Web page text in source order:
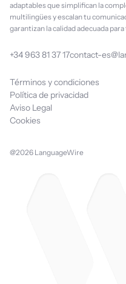
adaptables que simplifican la
multilingües y escalan tu
garantizan la calidad adecuada
+34 963 81 37 17contact-
Términos y condiciones
Política de privacidad
Aviso Legal
Cookies
@2026 LanguageWire